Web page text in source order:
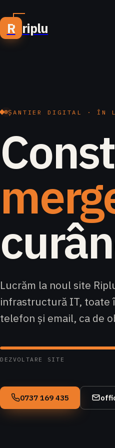
R riplu
ȘANTIER DIGITAL · ÎN
Lucrăm la noul site
infrastructură IT, toate
telefon și email, ca de
DEZVOLTARE SITE
0737 169 435